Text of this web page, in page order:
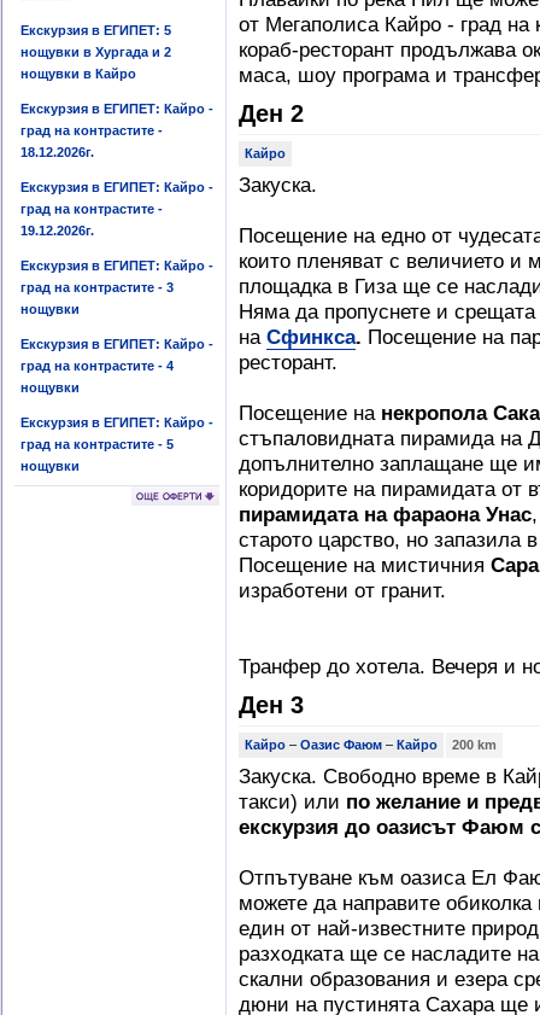
Екскурзия в ЕГИПЕТ: 5
нощувки в Хургада и 2
нощувки в Кайро
Екскурзия в ЕГИПЕТ: Кайро -
град на контрастите -
18.12.2026г.
Екскурзия в ЕГИПЕТ: Кайро -
град на контрастите -
19.12.2026г.
Екскурзия в ЕГИПЕТ: Кайро -
град на контрастите - 3
нощувки
Екскурзия в ЕГИПЕТ: Кайро -
град на контрастите - 4
нощувки
Екскурзия в ЕГИПЕТ: Кайро -
град на контрастите - 5
нощувки
от Мегаполиса Кайро - град на
кораб-ресторант продължава
маса, шоу програма и
Ден 2
Кайро
Закуска.
Посещение на едно от
които пленяват с величието и
площадка в Гиза ще се
Няма да пропуснете и
на Сфинкса. Посещение на
ресторант.
Посещение на некропола
стъпаловидната пирамида на
допълнително заплащане ще
коридорите на пирамидата от
пирамидата на фараона Унас
старото царство, но запазила
Посещение на мистичния
изработени от гранит.
Транфер до хотела. Вечеря и
Ден 3
Кайро – Оазис Фаюм – Кайро 200 km
Закуска. Свободно време в
такси) или по желание и
екскурзия до оазисът Фаюм
Отпътуване към oазисa Ел
можете да направите
един от най-известните
разходката ще се насладите
скални образования и езера
дюни на пустинята Сахара ще